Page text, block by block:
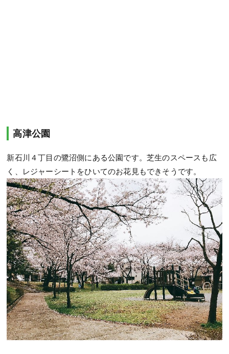
高津公園
新石川４丁目の鷺沼側にある公園です。芝生のスペースも広
く、レジャーシートをひいてのお花見もできそうです。